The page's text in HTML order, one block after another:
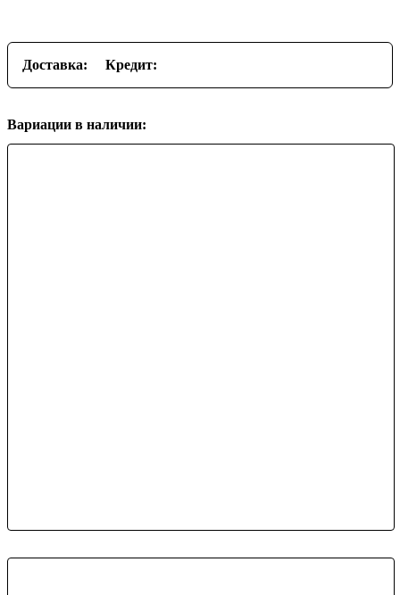
Доставка: Кредит:
Вариации в наличии: